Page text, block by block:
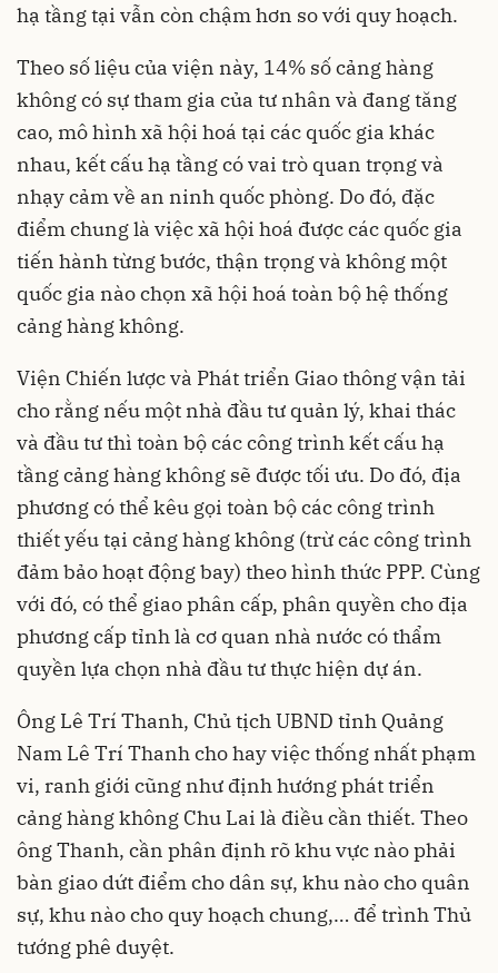
hạ tầng tại vẫn còn chậm hơn so với quy hoạch.
Theo số liệu của viện này, 14% số cảng hàng
không có sự tham gia của tư nhân và đang tăng
cao, mô hình xã hội hoá tại các quốc gia khác
nhau, kết cấu hạ tầng có vai trò quan trọng và
nhạy cảm về an ninh quốc phòng. Do đó, đặc
điểm chung là việc xã hội hoá được các quốc gia
tiến hành từng bước, thận trọng và không một
quốc gia nào chọn xã hội hoá toàn bộ hệ thống
cảng hàng không.
Viện Chiến lược và Phát triển Giao thông vận tải
cho rằng nếu một nhà đầu tư quản lý, khai thác
và đầu tư thì toàn bộ các công trình kết cấu hạ
tầng cảng hàng không sẽ được tối ưu. Do đó, địa
phương có thể kêu gọi toàn bộ các công trình
thiết yếu tại cảng hàng không (trừ các công trình
đảm bảo hoạt động bay) theo hình thức PPP. Cùng
với đó, có thể giao phân cấp, phân quyền cho địa
phương cấp tỉnh là cơ quan nhà nước có thẩm
quyền lựa chọn nhà đầu tư thực hiện dự án.
Ông Lê Trí Thanh, Chủ tịch UBND tỉnh Quảng
Nam Lê Trí Thanh cho hay việc thống nhất phạm
vi, ranh giới cũng như định hướng phát triển
cảng hàng không Chu Lai là điều cần thiết. Theo
ông Thanh, cần phân định rõ khu vực nào phải
bàn giao dứt điểm cho dân sự, khu nào cho quân
sự, khu nào cho quy hoạch chung,… để trình Thủ
tướng phê duyệt.